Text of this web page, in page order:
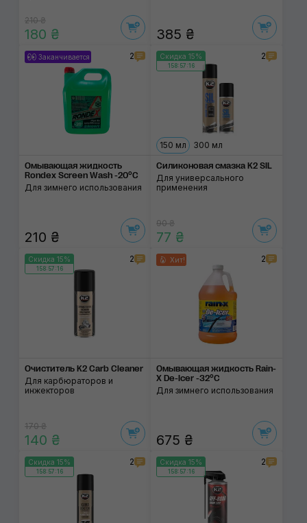
210 ₴
180 ₴ 385 ₴
Заканчивается 2
Омывающая жидкость
Rondex Screen Wash -20°C
Для зимнего использования
210 ₴
Скидка 15%
158:57:15
2
150 мл 300 мл
Силиконовая смазка K2 SIL
Для универсального
применения
90 ₴
77 ₴
Скидка 15%
158:57:15
2
Очиститель K2 Carb Cleaner
Для карбюраторов и
инжекторов
170 ₴
140 ₴
Хит! 2
Омывающая жидкость Rain-
X De-Icer -32°C
Для зимнего использования
675 ₴
Скидка 15%
158:57:15
2 Скидка 15%
158:57:15
2